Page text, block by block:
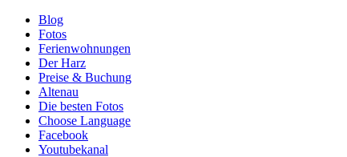
Blog
Fotos
Ferienwohnungen
Der Harz
Preise & Buchung
Altenau
Die besten Fotos
Choose Language
Facebook
Youtubekanal